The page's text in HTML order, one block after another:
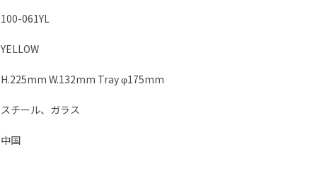
100-061YL
YELLOW
H.225mm W.132mm Tray φ175mm
スチール、ガラス
中国